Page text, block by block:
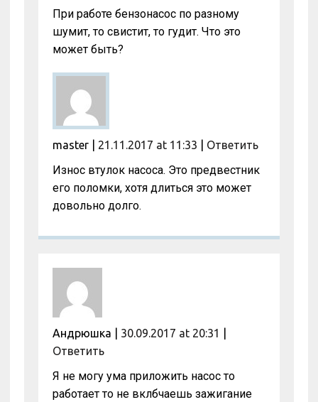
При работе бензонасос по разному
шумит, то свистит, то гудит. Что это
может быть?
master| 21.11.2017 at 11:33 Ответить
Износ втулок насоса. Это предвестник
его поломки, хотя длиться это может
довольно долго.
Андрюшка 30.09.2017 at 20:31
Ответить
Я не могу ума приложить насос то
работает то не вклбчаешь зажигание